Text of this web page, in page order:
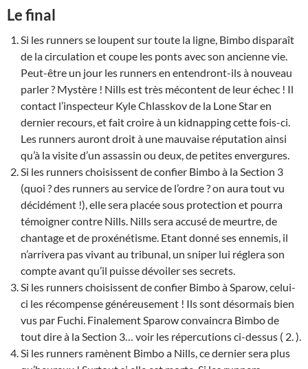
Le final
Si les runners se loupent sur toute la ligne, Bimbo disparaît
de la circulation et coupe les ponts avec son ancienne vie.
Peut-être un jour les runners en entendront-ils à nouveau
parler ? Mystère ! Nills est très mécontent de leur échec ! Il
contact l’inspecteur Kyle Chlasskov de la Lone Star en
dernier recours, et fait croire à un kidnapping cette fois-ci.
Les runners auront droit à une mauvaise réputation ainsi
qu’à la visite d’un assassin ou deux, de petites envergures.
Si les runners choisissent de confier Bimbo à la Section 3
(quoi ? des runners au service de l’ordre ? on aura tout vu
décidément !), elle sera placée sous protection et pourra
témoigner contre Nills. Nills sera accusé de meurtre, de
chantage et de proxénétisme. Etant donné ses ennemis, il
n’arrivera pas vivant au tribunal, un sniper lui réglera son
compte avant qu’il puisse dévoiler ses secrets.
Si les runners choisissent de confier Bimbo à Sparow, celui-
ci les récompense généreusement ! Ils sont désormais bien
vus par Fuchi. Finalement Sparow convaincra Bimbo de
tout dire à la Section 3… voir les répercutions ci-dessus ( 2. ).
Si les runners ramènent Bimbo a Nills, ce dernier sera plus